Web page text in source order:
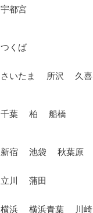
宇都宮
つくば
さいたま 所沢 久喜
千葉 柏 船橋
新宿 池袋 秋葉原
立川 蒲田
横浜 横浜青葉 川崎